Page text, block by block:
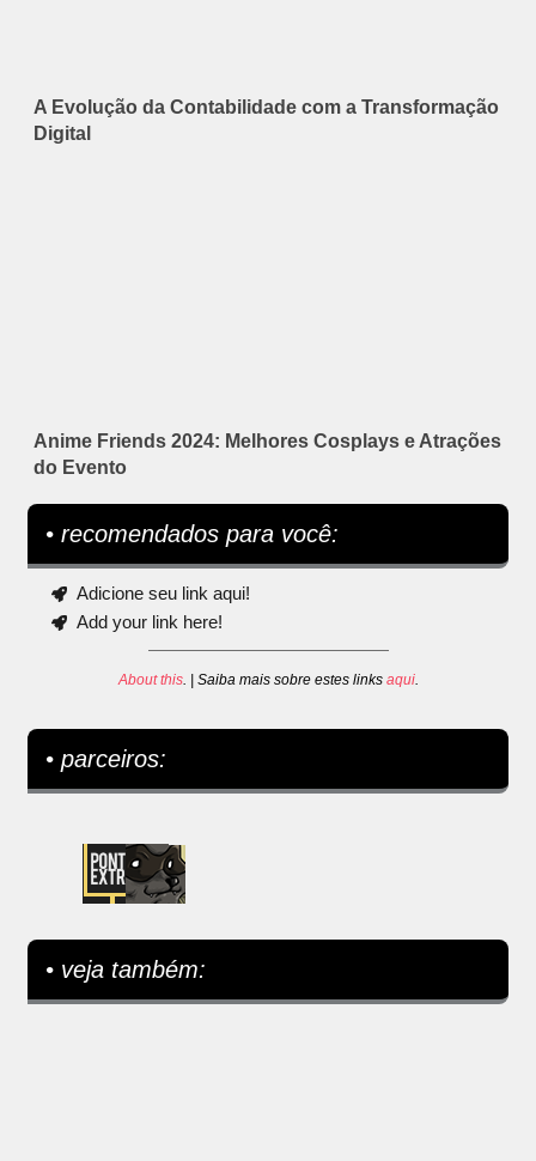
A Evolução da Contabilidade com a Transformação
Digital
Anime Friends 2024: Melhores Cosplays e Atrações
do Evento
• recomendados para você:
Adicione seu link aqui!
Add your link here!
About this. | Saiba mais sobre estes links aqui.
• parceiros:
• veja também: